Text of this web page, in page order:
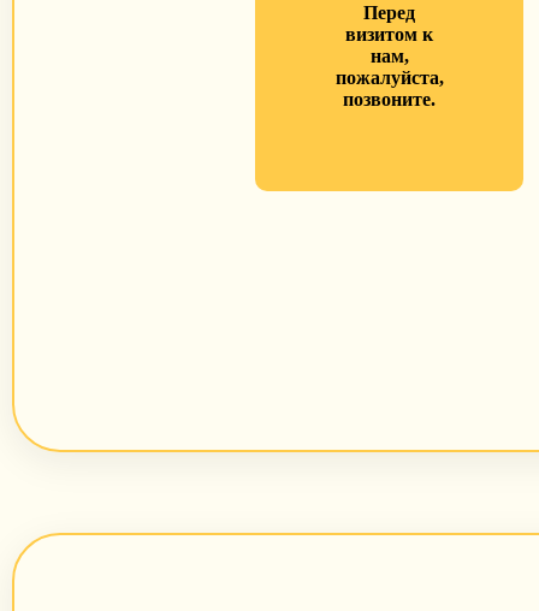
Перед
визитом к
нам,
пожалуйста,
позвоните.